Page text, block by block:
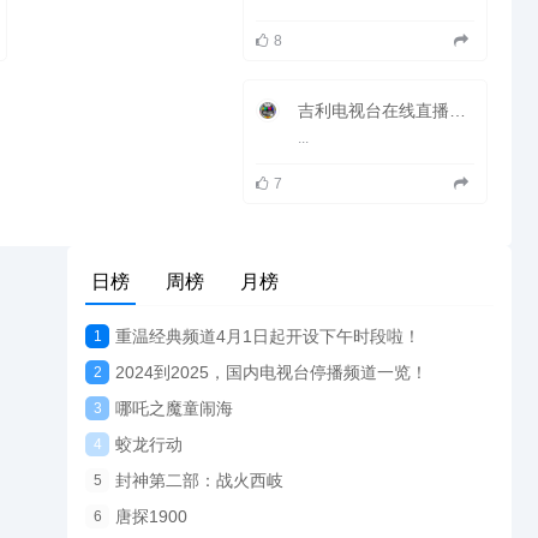
8
7
日榜 周榜 月榜
1 重温经典频道4月1日起开设下午时段啦！
2 2024到2025，国内电视台停播频道一览！
3 哪吒之魔童闹海
4 蛟龙行动
5 封神第二部：战火西岐
6 唐探1900